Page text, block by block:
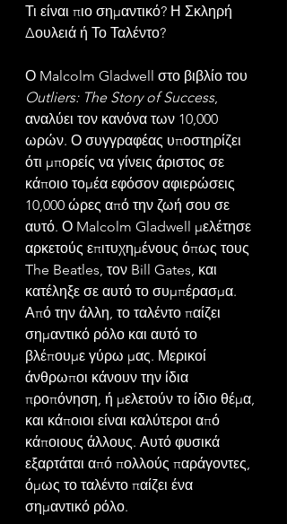
Τι είναι πιο σημαντικό? Η Σκληρή
Δουλειά ή Το Ταλέντο?
Ο Malcolm Gladwell στο βιβλίο του
Outliers: The Story of Success,
αναλύει τον κανόνα των 10,000
ωρών. Ο συγγραφέας υποστηρίζει
ότι μπορείς να γίνεις άριστος σε
κάποιο τομέα εφόσον αφιερώσεις
10,000 ώρες από την ζωή σου σε
αυτό. Ο Malcolm Gladwell μελέτησε
αρκετούς επιτυχημένους όπως τους
The Beatles, τον Bill Gates, και
κατέληξε σε αυτό το συμπέρασμα.
Από την άλλη, το ταλέντο παίζει
σημαντικό ρόλο και αυτό το
βλέπουμε γύρω μας. Μερικοί
άνθρωποι κάνουν την ίδια
προπόνηση, ή μελετούν το ίδιο θέμα,
και κάποιοι είναι καλύτεροι από
κάποιους άλλους. Αυτό φυσικά
εξαρτάται από πολλούς παράγοντες,
όμως το ταλέντο παίζει ένα
σημαντικό ρόλο.